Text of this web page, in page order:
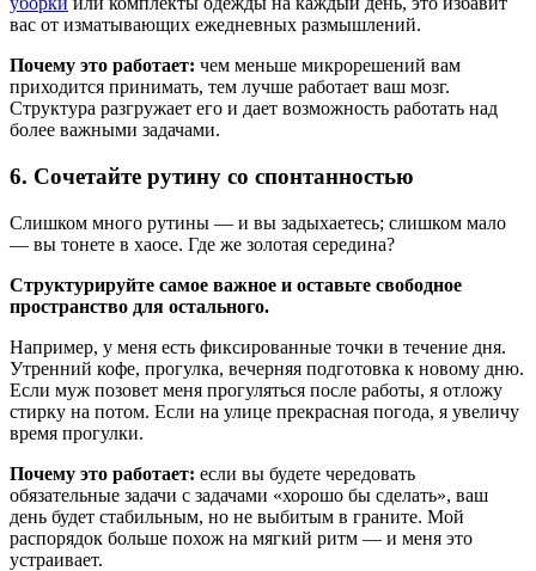
вас от изматывающих ежедневных размышлений.
Почему это работает: чем меньше микрорешений вам
приходится принимать, тем лучше работает ваш мозг.
Структура разгружает его и дает возможность работать над
более важными задачами.
6. Сочетайте рутину со спонтанностью
Слишком много рутины — и вы задыхаетесь; слишком мало
— вы тонете в хаосе. Где же золотая середина?
Структурируйте самое важное и оставьте свободное
пространство для остального.
Например, у меня есть фиксированные точки в течение дня.
Утренний кофе, прогулка, вечерняя подготовка к новому дню.
Если муж позовет меня прогуляться после работы, я отложу
стирку на потом. Если на улице прекрасная погода, я увеличу
время прогулки.
Почему это работает: если вы будете чередовать
обязательные задачи с задачами «хорошо бы сделать», ваш
день будет стабильным, но не выбитым в граните. Мой
распорядок больше похож на мягкий ритм — и меня это
устраивает.